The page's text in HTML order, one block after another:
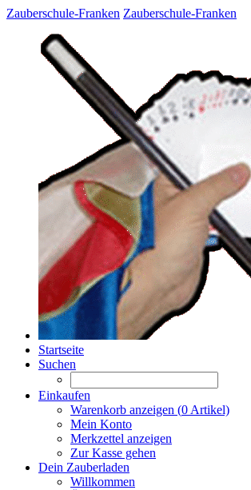
Zauberschule-Franken Zauberschule-Franken
Startseite
Suchen
Einkaufen
Warenkorb anzeigen (0 Artikel)
Mein Konto
Merkzettel anzeigen
Zur Kasse gehen
Dein Zauberladen
Willkommen